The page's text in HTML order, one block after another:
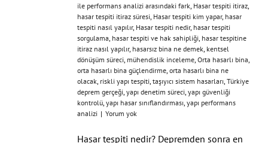
ile performans analizi arasındaki fark Hasar tespiti itiraz
hasar tespiti itiraz süresi Hasar tespiti kim yapar, hasar
tespiti nasıl yapılır, Hasar tespiti nedir, hasar tespiti
sorgulama hasar tespiti ve hak sahipliği hasar tespitine
itiraz nasıl yapılır, hasarsız bina ne demek kentsel
dönüşüm süreci mühendislik inceleme Orta hasarlı bina
orta hasarlı bina güçlendirme orta hasarlı bina ne
olacak riskli yapı tespiti taşıyıcı sistem hasarları Türkiye
deprem gerçeği yapı denetim süreci yapı güvenliği
kontrolü yapı hasar sınıflandırması yapı performans
analizi | Yorum yok
Hasar tespiti nedir? Depremden sonra en